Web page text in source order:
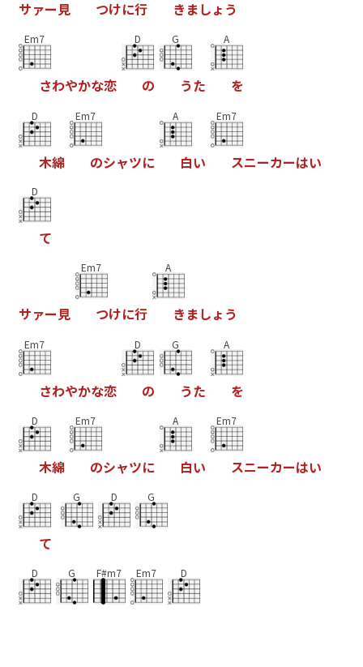
サァー見 つけに行 き ましょ う
Em7
さわやかな恋
D
の
G
うた
A
を
D
木綿
Em7
のシャツに
A
白い
Em7
スニーカーはい
D
て
サァー見
Em7
つけに行
A
き ましょ う
Em7
さわやかな恋
D
の
G
うた
A
を
D
木綿
Em7
のシャツに
A
白い
Em7
スニーカーはい
D
て
G D G
D G F#m7 Em7 D